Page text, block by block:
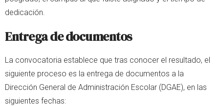
dedicación.
Entrega de documentos
La convocatoria establece que tras conocer el resultado, el
siguiente proceso es la entrega de documentos a la
Dirección General de Administración Escolar (DGAE), en las
siguientes fechas: